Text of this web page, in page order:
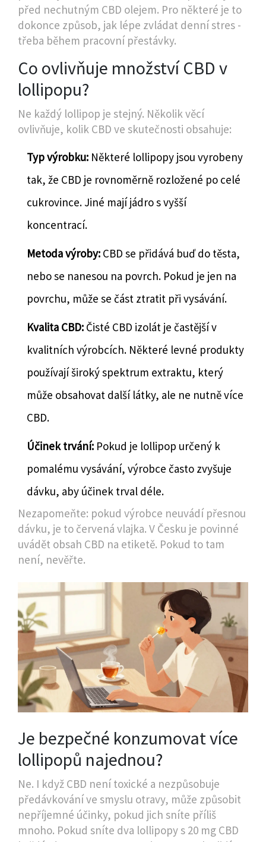
před nechutným CBD olejem. Pro některé je to
dokonce způsob, jak lépe zvládat denní stres -
třeba během pracovní přestávky.
Co ovlivňuje množství CBD v
lollipopu?
Ne každý lollipop je stejný. Několik věcí
ovlivňuje, kolik CBD ve skutečnosti obsahuje:
Typ výrobku: Některé lollipopy jsou vyrobeny
tak, že CBD je rovnoměrně rozložené po celé
cukrovince. Jiné mají jádro s vyšší
koncentrací.
Metoda výroby: CBD se přidává buď do těsta,
nebo se nanesou na povrch. Pokud je jen na
povrchu, může se část ztratit při vysávání.
Kvalita CBD: Čisté CBD izolát je častější v
kvalitních výrobcích. Některé levné produkty
používají široký spektrum extraktu, který
může obsahovat další látky, ale ne nutně více
CBD.
Účinek trvání: Pokud je lollipop určený k
pomalému vysávání, výrobce často zvyšuje
dávku, aby účinek trval déle.
Nezapomeňte: pokud výrobce neuvádí přesnou
dávku, je to červená vlajka. V Česku je povinné
uvádět obsah CBD na etiketě. Pokud to tam
není, nevěřte.
Je bezpečné konzumovat více
lollipopů najednou?
Ne. I když CBD není toxické a nezpůsobuje
předávkování ve smyslu otravy, může způsobit
nepříjemné účinky, pokud jich sníte příliš
mnoho. Pokud sníte dva lollipopy s 20 mg CBD